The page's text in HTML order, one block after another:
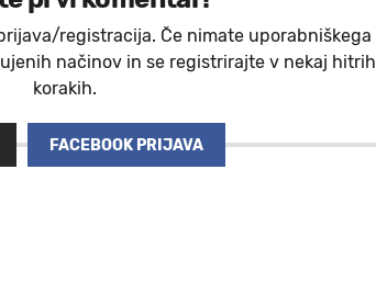
registracija. Če nimate uporabniškega
načinov in se registrirajte v nekaj hitrih
korakih.
FACEBOOK PRIJAVA